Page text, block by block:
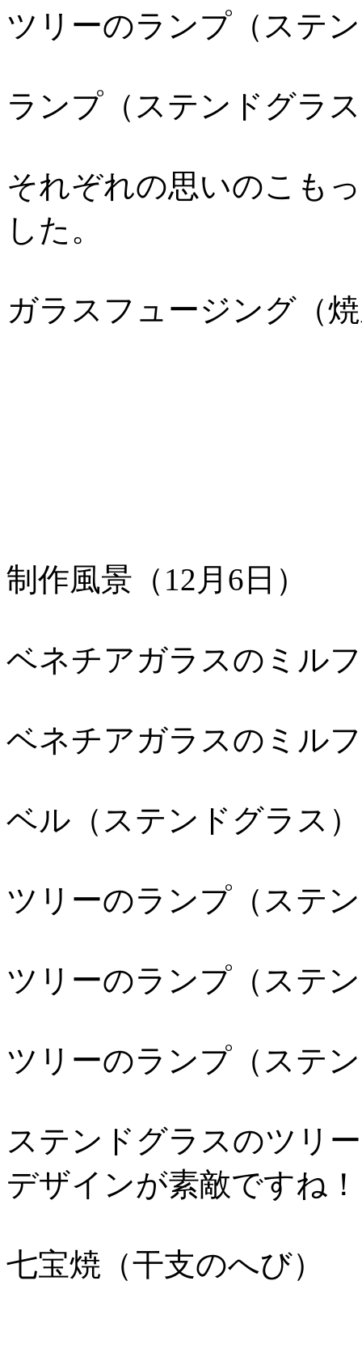
ツリーのランプ（ステ
ランプ（ステンドグラ
それぞれの思いのこも
した。
ガラスフュージング（
制作風景（12月6日）
ベネチアガラスのミル
ベネチアガラスのミル
ベル（ステンドグラス）
ツリーのランプ（ステ
ツリーのランプ（ステ
ツリーのランプ（ステ
ステンドグラスのツリー
デザインが素敵ですね
七宝焼（干支のへび）